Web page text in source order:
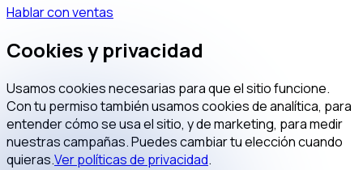
Hablar con ventas
Cookies y privacidad
Usamos cookies necesarias para que el sitio funcione.
Con tu permiso también usamos cookies de analítica, para
entender cómo se usa el sitio, y de marketing, para medir
nuestras campañas. Puedes cambiar tu elección cuando
quieras.Ver políticas de privacidad.